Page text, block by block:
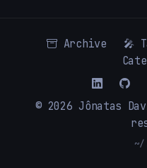
Archive 🎤
© 2026 Jônatas
~/